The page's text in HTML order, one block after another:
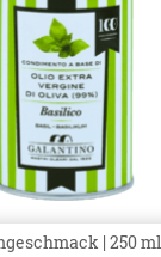
| 250 ml